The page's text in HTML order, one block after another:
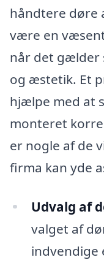
håndtere døre
være en
når det gælder
og æstetik. Et
hjælpe med at
monteret
er nogle af de
firma kan yde
Udvalg af
valget af
indvendige